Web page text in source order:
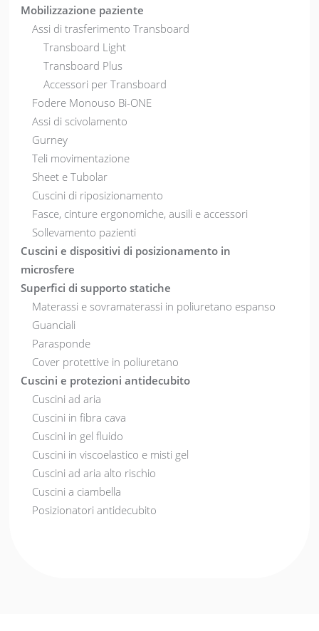
Mobilizzazione paziente
Assi di trasferimento Transboard
Transboard Light
Transboard Plus
Accessori per Transboard
Fodere Monouso Bi-ONE
Assi di scivolamento
Gurney
Teli movimentazione
Sheet e Tubolar
Cuscini di riposizionamento
Fasce, cinture ergonomiche, ausili e accessori
Sollevamento pazienti
Cuscini e dispositivi di posizionamento in
microsfere
Superfici di supporto statiche
Materassi e sovramaterassi in poliuretano espanso
Guanciali
Parasponde
Cover protettive in poliuretano
Cuscini e protezioni antidecubito
Cuscini ad aria
Cuscini in fibra cava
Cuscini in gel fluido
Cuscini in viscoelastico e misti gel
Cuscini ad aria alto rischio
Cuscini a ciambella
Posizionatori antidecubito